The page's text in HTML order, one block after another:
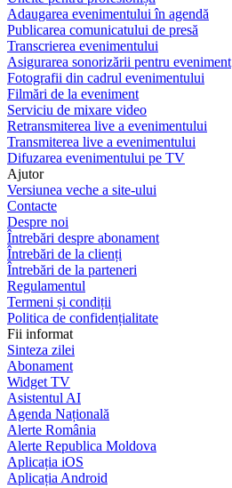
Adaugarea evenimentului în agendă
Publicarea comunicatului de presă
Transcrierea evenimentului
Asigurarea sonorizării pentru eveniment
Fotografii din cadrul evenimentului
Filmări de la eveniment
Serviciu de mixare video
Retransmiterea live a evenimentului
Transmiterea live a evenimentului
Difuzarea evenimentului pe TV
Ajutor
Versiunea veche a site-ului
Contacte
Despre noi
Întrebări despre abonament
Întrebări de la clienți
Întrebări de la parteneri
Regulamentul
Termeni și condiții
Politica de confidențialitate
Fii informat
Sinteza zilei
Abonament
Widget TV
Asistentul AI
Agenda Națională
Alerte România
Alerte Republica Moldova
Aplicația iOS
Aplicația Android